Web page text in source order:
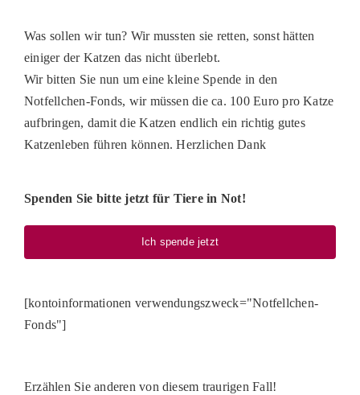
Was sollen wir tun? Wir mussten sie retten, sonst hätten
einiger der Katzen das nicht überlebt.
Wir bitten Sie nun um eine kleine Spende in den
Notfellchen-Fonds, wir müssen die ca. 100 Euro pro Katze
aufbringen, damit die Katzen endlich ein richtig gutes
Katzenleben führen können. Herzlichen Dank
Spenden Sie bitte jetzt für Tiere in Not!
Ich spende jetzt
[kontoinformationen verwendungszweck="Notfellchen-
Fonds"]
Erzählen Sie anderen von diesem traurigen Fall!